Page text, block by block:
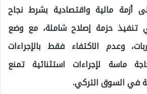
أزمة مالية واقتصادية بشرط نجاح
تنفيذ حزمة إصلاح شاملة، مع وضع
وعدم الاكتفاء فقط بالإجراءات
ماسة لإجراءات استثنائية تمنع
في السوق التركي.